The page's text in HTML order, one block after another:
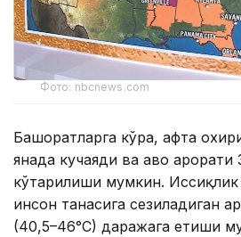
Фото: nbcnews.com
Башоратларга кўра, ҳафта
янада кучаяди ва ҳаво ҳарорати
кўтарилиши мумкин.
инсон танасига сезиладиган
(40,5–46°C) даражага етиши